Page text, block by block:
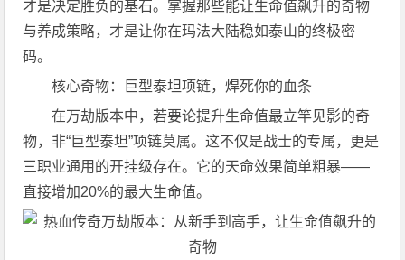
才是决定胜负的基石。掌握那些能让生命值飙升的奇物
与养成策略，才是让你在玛法大陆稳如泰山的终极密
码。
核心奇物：巨型泰坦项链，焊死你的血条
在万劫版本中，若要论提升生命值最立竿见影的奇
物，非“巨型泰坦”项链莫属。这不仅是战士的专属，更是
三职业通用的开挂级存在。它的天命效果简单粗暴——
直接增加20%的最大生命值。